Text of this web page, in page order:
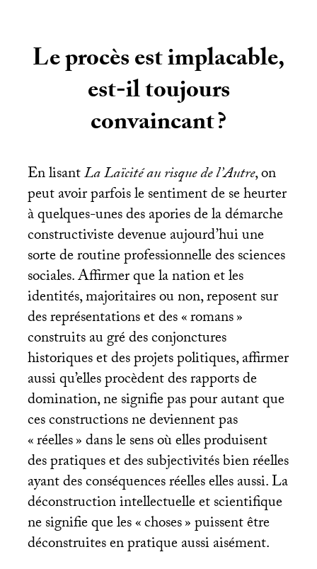
Le procès est implacable,
est-il toujours
convaincant?
En lisantLa Laïcité au risque de l’Autre, on
peut avoir parfois le sentiment de se heurter
à quelques-unes des apories de la démarche
constructiviste devenue aujourd’hui une
sorte de routine professionnelle des sciences
sociales. Affirmer que la nation et les
identités, majoritaires ou non, reposent sur
des représentations et des «romans»
construits au gré des conjonctures
historiques et des projets politiques, affirmer
aussi qu’elles procèdent des rapports de
domination, ne signifie pas pour autant que
ces constructions ne deviennent pas
«réelles» dans le sens où elles produisent
des pratiques et des subjectivités bien réelles
ayant des conséquences réelles elles aussi. La
déconstruction intellectuelle et scientifique
ne signifie que les «choses» puissent être
déconstruites en pratique aussi aisément.